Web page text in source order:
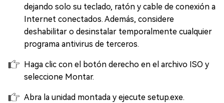
dejando solo su teclado, ratón y cable de conexión a
Internet conectados. Además, considere
deshabilitar o desinstalar temporalmente cualquier
programa antivirus de terceros.
Haga clic con el botón derecho en el archivo ISO y
seleccione Montar.
Abra la unidad montada y ejecute setup.exe.